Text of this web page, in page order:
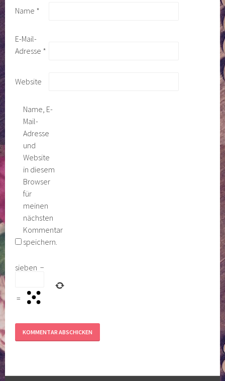
Name *
E-Mail-
Adresse *
Website
Name, E-
Mail-
Adresse
und
Website
in diesem
Browser
für
meinen
nächsten
Kommentar
speichern.
sieben −
=